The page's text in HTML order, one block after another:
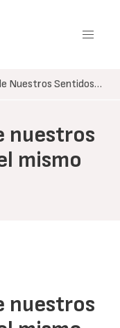
Nuestros Sentidos…
nuestros
mismo
nuestros